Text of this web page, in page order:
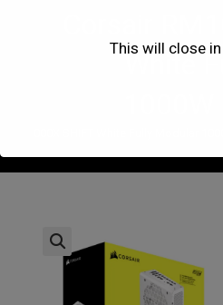
White
This will close in